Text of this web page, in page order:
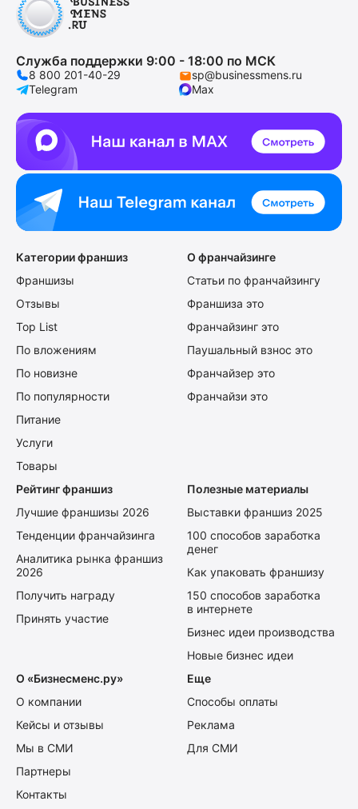
Служба поддержки 9:00 - 18:00 по МСК
8 800 201-40-29
sp@businessmens.ru
Telegram
Max
Категории франшиз
Франшизы
Отзывы
Top List
По вложениям
По новизне
По популярности
Питание
Услуги
Товары
О франчайзинге
Статьи по франчайзингу
Франшиза это
Франчайзинг это
Паушальный взнос это
Франчайзер это
Франчайзи это
Рейтинг франшиз
Лучшие франшизы 2026
Тенденции франчайзинга
Аналитика рынка франшиз
2026
Получить награду
Принять участие
Полезные материалы
Выставки франшиз 2025
100 способов заработка
денег
Как упаковать франшизу
150 способов заработка
в интернете
Бизнес идеи производства
Новые бизнес идеи
О «Бизнесменс.ру»
О компании
Кейсы и отзывы
Мы в СМИ
Партнеры
Контакты
Еще
Способы оплаты
Реклама
Для СМИ